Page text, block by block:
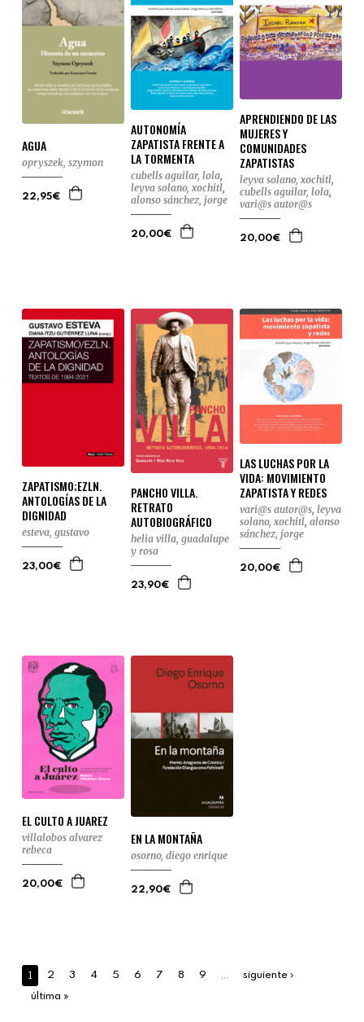
AGUA
opryszek, szymon
22,95€
AUTONOMÍA
ZAPATISTA FRENTE A
LA TORMENTA
cubells aguilar, lola,
leyva solano, xochitl,
alonso sánchez, jorge
20,00€
APRENDIENDO DE LAS
MUJERES Y
COMUNIDADES
ZAPATISTAS
leyva solano, xochitl,
cubells aguilar, lola,
vari@s autor@s
20,00€
ZAPATISMO;EZLN.
ANTOLOGÍAS DE LA
DIGNIDAD
esteva, gustavo
23,00€
PANCHO VILLA.
RETRATO
AUTOBIOGRÁFICO
helia villa, guadalupe
y rosa
23,90€
LAS LUCHAS POR LA
VIDA: MOVIMIENTO
ZAPATISTA Y REDES
vari@s autor@s, leyva
solano, xochitl, alonso
sánchez, jorge
20,00€
EL CULTO A JUAREZ
villalobos alvarez
rebeca
20,00€
EN LA MONTAÑA
osorno, diego enrique
22,90€
1 2 3 4 5 6 7 8 9 …
siguiente ›
última »